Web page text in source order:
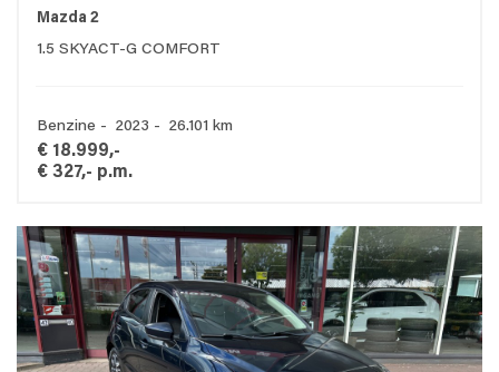
Mazda 2
1.5 SKYACT-G COMFORT
Benzine - 2023 - 26.101 km
€ 18.999,-
€ 327,- p.m.